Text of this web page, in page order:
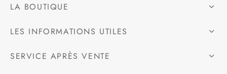
LA BOUTIQUE
LES INFORMATIONS UTILES
SERVICE APRÈS VENTE